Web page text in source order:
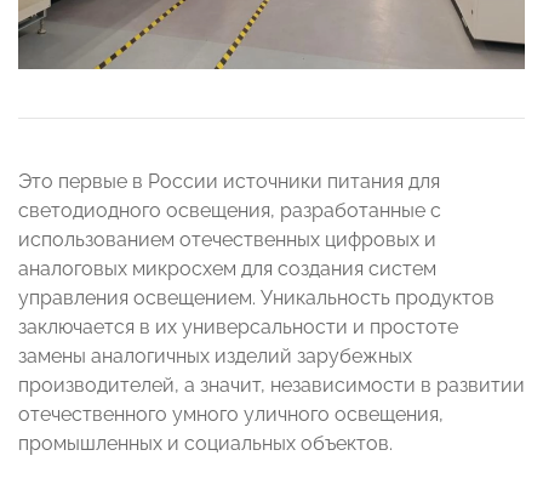
Это первые в России источники питания для
светодиодного освещения, разработанные с
использованием отечественных цифровых и
аналоговых микросхем для создания систем
управления освещением. Уникальность продуктов
заключается в их универсальности и простоте
замены аналогичных изделий зарубежных
производителей, а значит, независимости в развитии
отечественного умного уличного освещения,
промышленных и социальных объектов.